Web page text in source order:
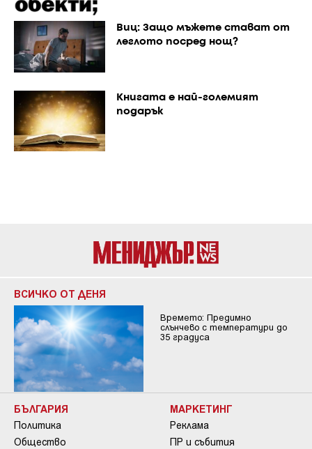
Виц: Защо мъжете стават от
леглото посред нощ?
Книгата е най-големият
подарък
ВСИЧКО ОТ ДЕНЯ
Времето: Предимно
слънчево с температури до
35 градуса
БЪЛГАРИЯ
Политика
Общество
МАРКЕТИНГ
Реклама
ПР и събития